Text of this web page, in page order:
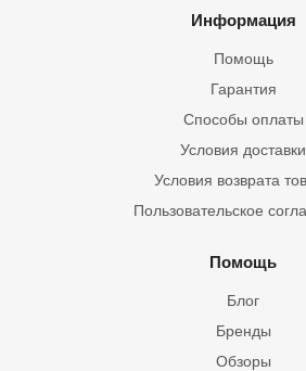
Информация
Помощь
Гарантия
Способы оплаты
Условия доставки
Условия возврата
Пользовательское
Помощь
Блог
Бренды
Обзоры